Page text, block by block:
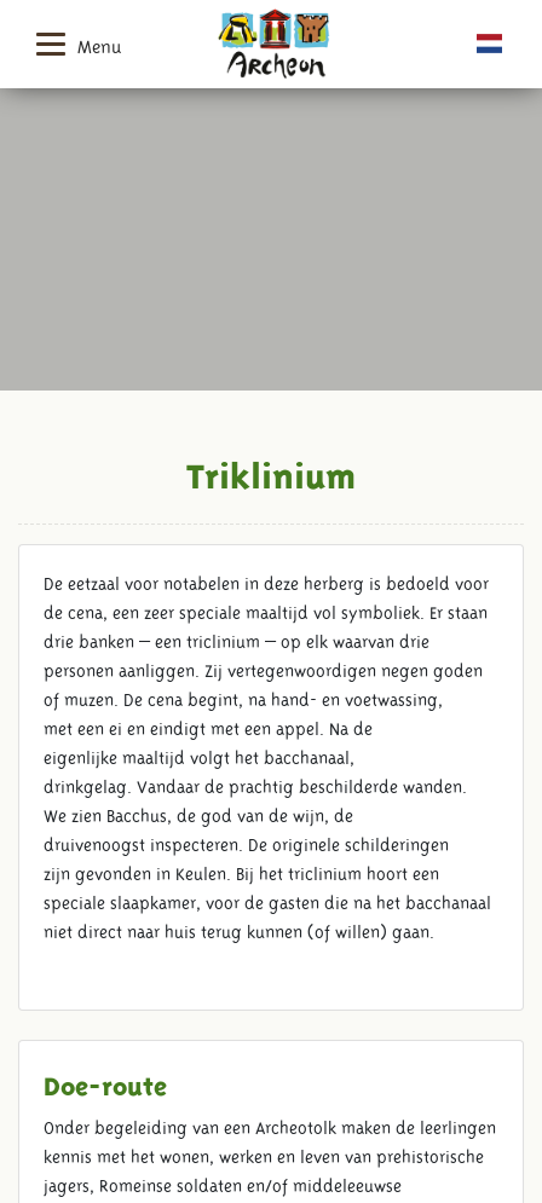
Menu
TRIKLINIUM
Triklinium
De eetzaal voor notabelen in deze herberg is bedoeld voor
de cena, een zeer speciale maaltijd vol symboliek. Er staan
drie banken – een triclinium – op elk waarvan drie
personen aanliggen. Zij vertegenwoordigen negen goden
of muzen. De cena begint, na hand- en voetwassing,
met een ei en eindigt met een appel. Na de
eigenlijke maaltijd volgt het bacchanaal,
drinkgelag. Vandaar de prachtig beschilderde wanden.
We zien Bacchus, de god van de wijn, de
druivenoogst inspecteren. De originele schilderingen
zijn gevonden in Keulen. Bij het triclinium hoort een
speciale slaapkamer, voor de gasten die na het bacchanaal
niet direct naar huis terug kunnen (of willen) gaan.
Doe-route
Onder begeleiding van een Archeotolk maken de leerlingen
kennis met het wonen, werken en leven van prehistorische
jagers, Romeinse soldaten en/of middeleeuwse